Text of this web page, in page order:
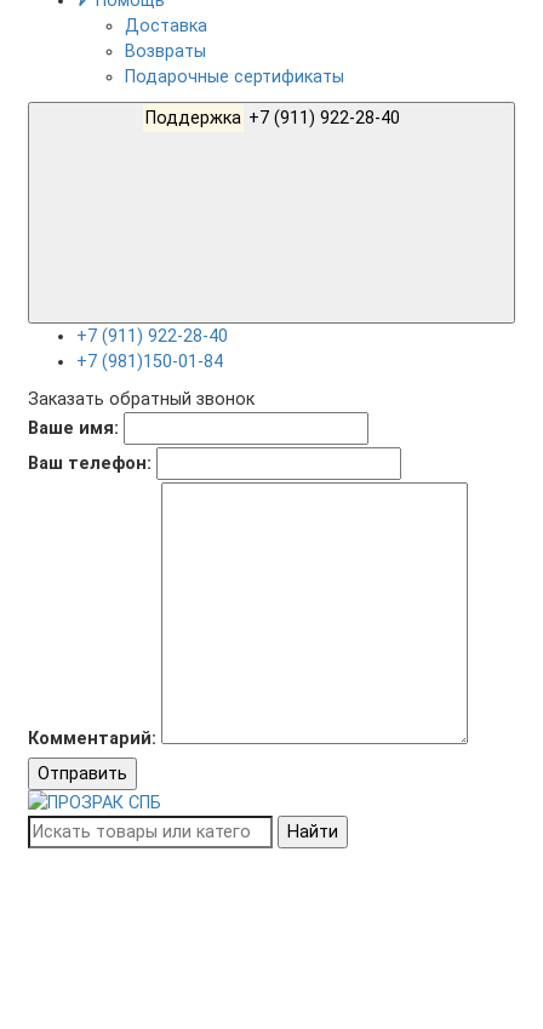
Доставка
Возвраты
Подарочные сертификаты
Поддержка
+7 (911) 922-28-40
+7 (981)150-01-84
Заказать обратный звонок
Ваше имя:
Ваш телефон:
Комментарий:
Отправить
Найти